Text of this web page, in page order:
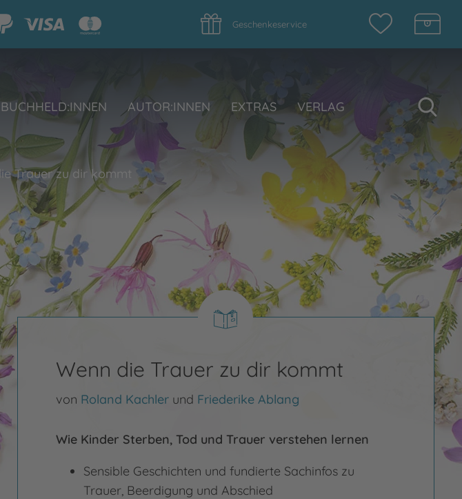
Geschenkeservice
BUCHHELD:INNEN AUTOR:INNEN EXTRAS VERLAG
Trauer zu dir kommt
Wenn die Trauer zu dir kommt
von Roland Kachlerund Friederike Ablang
Wie Kinder Sterben, Tod und Trauer verstehen lernen
Sensible Geschichten und fundierte Sachinfos zu
Trauer, Beerdigung und Abschied